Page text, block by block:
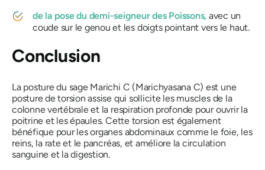
de la pose du demi-seigneur des Poissons, avec un
coude sur le genou et les doigts pointant vers le haut.
Conclusion
La posture du sage Marichi C (Marichyasana C) est une
posture de torsion assise qui sollicite les muscles de la
colonne vertébrale et la respiration profonde pour ouvrir la
poitrine et les épaules. Cette torsion est également
bénéfique pour les organes abdominaux comme le foie, les
reins, la rate et le pancréas, et améliore la circulation
sanguine et la digestion.